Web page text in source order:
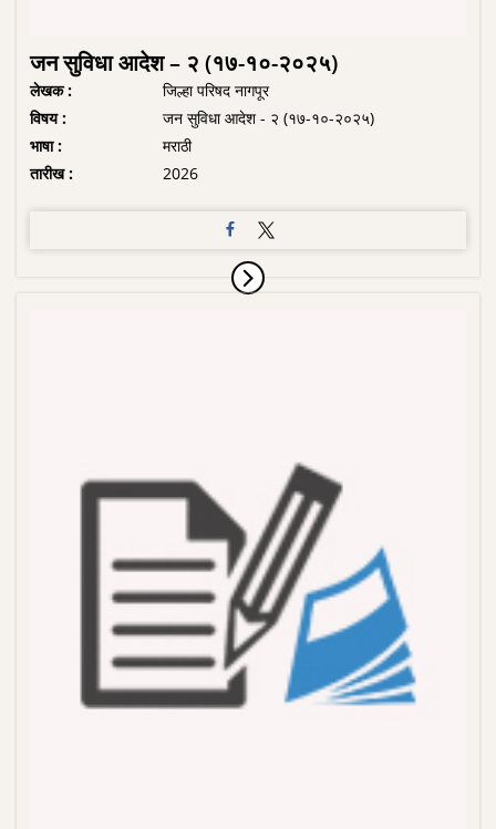
जन सुविधा आदेश – २ (१७-१०-२०२५)
लेखक :
जिल्हा परिषद नागपूर
विषय :
जन सुविधा आदेश - २ (१७-१०-२०२५)
भाषा :
मराठी
तारीख :
2026